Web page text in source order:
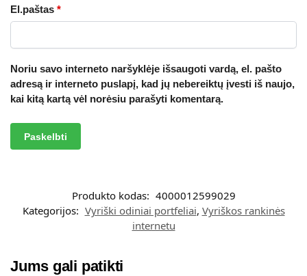
El.paštas *
Noriu savo interneto naršyklėje išsaugoti vardą, el. pašto
adresą ir interneto puslapį, kad jų nebereiktų įvesti iš naujo,
kai kitą kartą vėl norėsiu parašyti komentarą.
t
Produkto kodas: 4000012599029
Kategorijos: Vyriški odiniai portfeliai, Vyriškos rankinės
internetu
Jums gali patikti